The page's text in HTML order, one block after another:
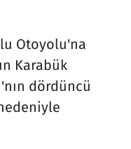
Otoyolu'na
Karabük
dördüncü